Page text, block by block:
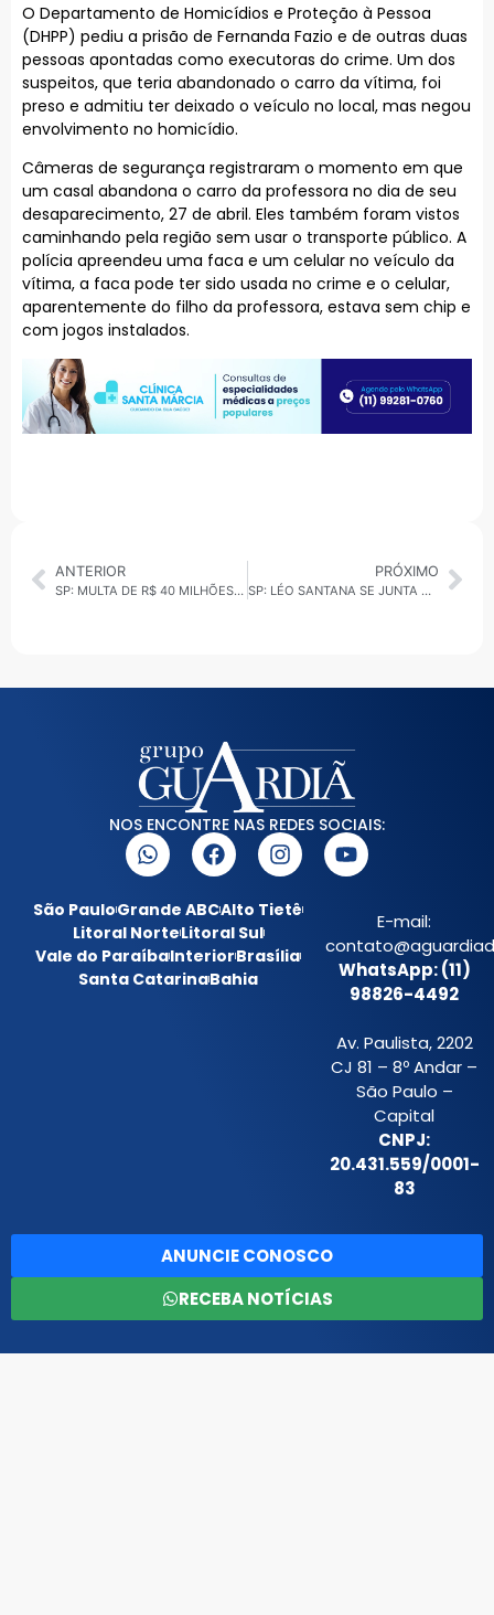
O Departamento de Homicídios e Proteção à Pessoa
(DHPP) pediu a prisão de Fernanda Fazio e de outras duas
pessoas apontadas como executoras do crime. Um dos
suspeitos, que teria abandonado o carro da vítima, foi
preso e admitiu ter deixado o veículo no local, mas negou
envolvimento no homicídio.
Câmeras de segurança registraram o momento em que
um casal abandona o carro da professora no dia de seu
desaparecimento, 27 de abril. Eles também foram vistos
caminhando pela região sem usar o transporte público. A
polícia apreendeu uma faca e um celular no veículo da
vítima, a faca pode ter sido usada no crime e o celular,
aparentemente do filho da professora, estava sem chip e
com jogos instalados.
ANTERIOR
SP: MULTA DE R$ 40 MILHÕES É APLICADA À VIAMOBILIDADE POR FALHAS EM OBRAS
PRÓXIMO
SP: LÉO SANTANA SE JUNTA AO TIME DE ESTRELAS DA VIRADA CULTURAL
NOS ENCONTRE NAS REDES SOCIAIS:
São PauloGrande ABCAlto Tietê
Litoral NorteLitoral Sul
Vale do ParaíbaInteriorBrasília
Santa CatarinaBahia
E-mail:
WhatsApp: (11)
98826-4492
Av. Paulista, 2202
CJ 81 – 8º Andar –
São Paulo –
Capital
CNPJ:
20.431.559/0001-
83
ANUNCIE CONOSCO
RECEBA NOTÍCIAS